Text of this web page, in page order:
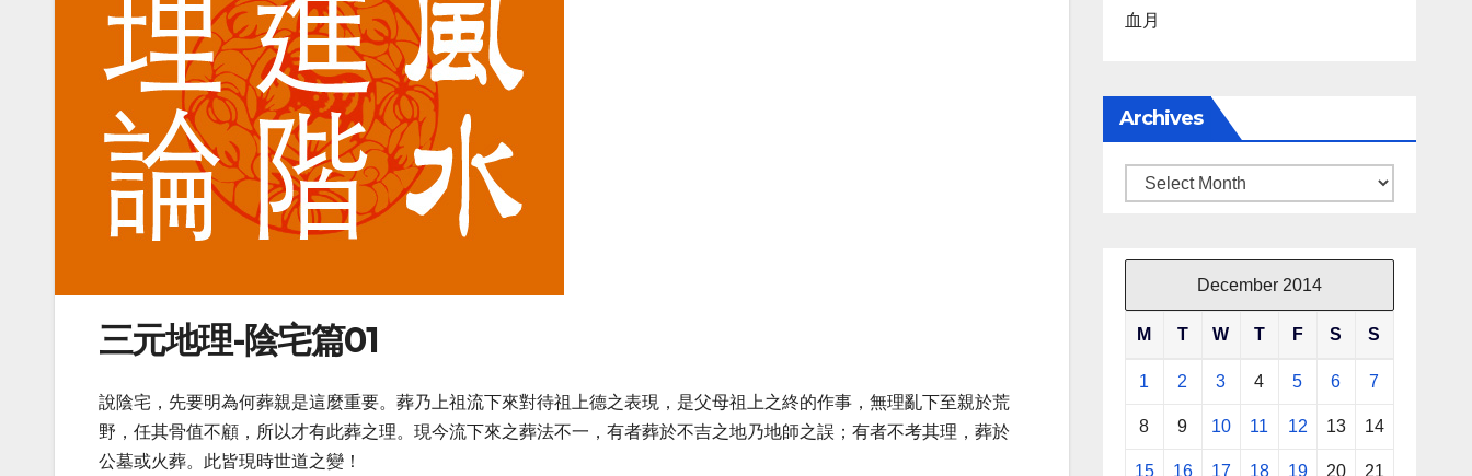
三元地理-陰宅篇01
說陰宅，先要明為何葬親是這麼重要。葬乃上祖流下來對待祖上德之表現，是父母祖上之終的作事，無理亂下至親於荒
野，任其骨值不顧，所以才有此葬之理。現今流下來之葬法不一，有者葬於不吉之地乃地師之誤；有者不考其理，葬於
公墓或火葬。此皆現時世道之變！
血月
Archives
Archives
December 2014
M T W T F S S
1 2 3 4 5 6 7
8 9 10 11 12 13 14
15 16 17 18 19 20 21